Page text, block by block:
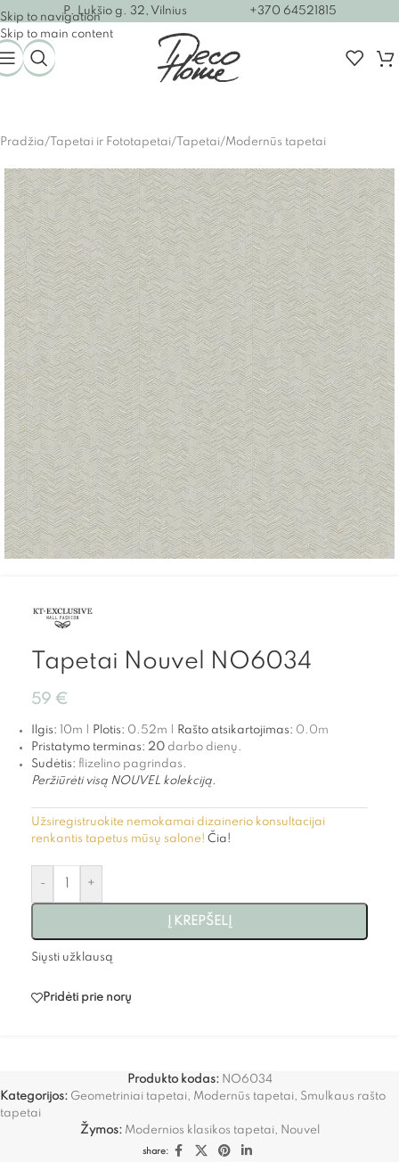
Skip to navigation
Skip to main content
P. Lukšio g. 32, Vilnius +370 64521815
Pradžia/ Tapetai ir Fototapetai/ Tapetai/Modernūs tapetai
Tapetai Nouvel NO6034
59 €
Ilgis: 10m | Plotis: 0.52m | Rašto atsikartojimas: 0.0m
Pristatymo terminas: 20 darbo dienų.
Sudėtis: flizelino pagrindas.
Peržiūrėti visą NOUVEL kolekciją.
Užsiregistruokite nemokamai dizainerio konsultacijai
renkantis tapetus mūsų salone! Čia!
- +
Į KREPŠELĮ
Siųsti užklausą
Pridėti prie norų
Produkto kodas: NO6034
Kategorijos: Geometriniai tapetai Modernūs tapetai
Smulkaus rašto
tapetai
Žymos: Modernios klasikos tapetai Nouvel
share: